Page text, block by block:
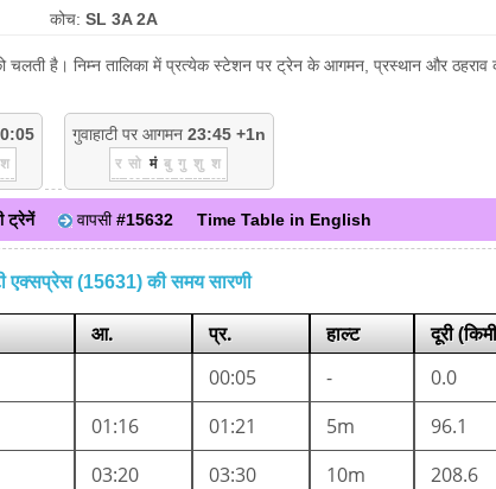
कोच: SL 3A 2A
चलती है। निम्न तालिका में प्रत्येक स्टेशन पर ट्रेन के आगमन, प्रस्थान और ठहराव
श
गुवाहाटी पर आगमन 23:45 +1n
र सो मं बु गु शु श
ट्रेनें वापसी#15632 Time Table in English
एक्सप्रेस (15631) की समय सारणी
आ. प्र. हाल्ट दूरी
00:05 - 0.0
01:16 01:21 5m 96.1
03:20 03:30 10m 208.6